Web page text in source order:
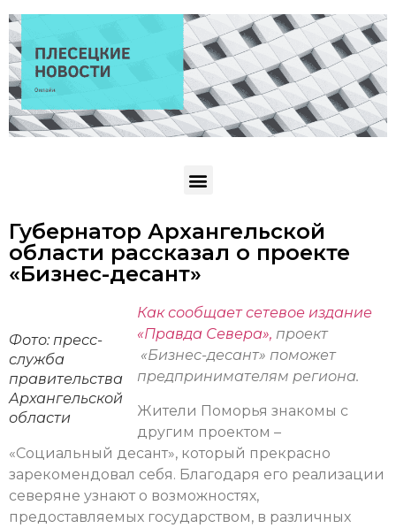
Губернатор Архангельской
области рассказал о проекте
«Бизнес-десант»
Фото: пресс-
служба
правительства
Архангельской
области
Как сообщает сетевое издание
«Правда Севера», проект
«Бизнес-десант» поможет
предпринимателям региона.
Жители Поморья знакомы с
другим проектом –
«Социальный десант», который прекрасно
зарекомендовал себя. Благодаря его реализации
северяне узнают о возможностях,
предоставляемых государством, в различных